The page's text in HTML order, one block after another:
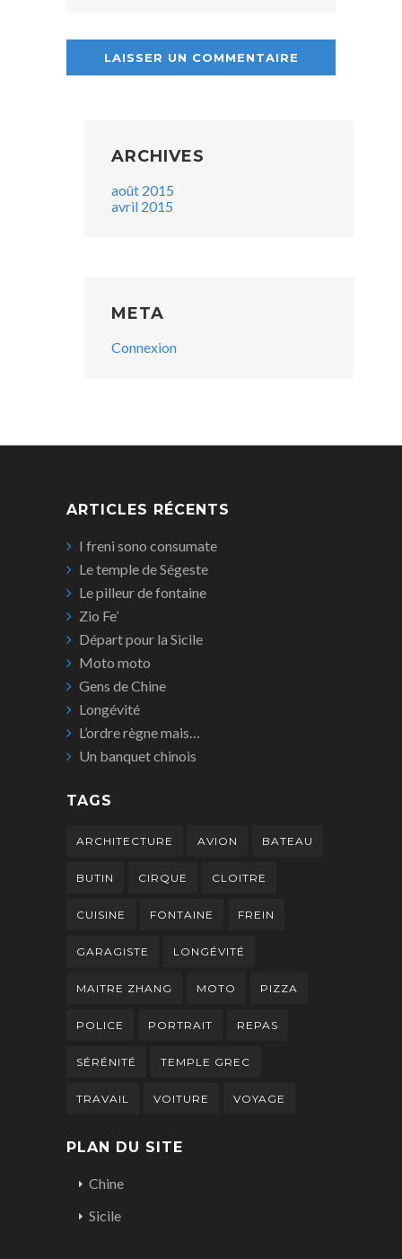
ARCHIVES
août 2015
avril 2015
META
Connexion
ARTICLES RÉCENTS
I freni sono consumate
Le temple de Ségeste
Le pilleur de fontaine
Zio Fe’
Départ pour la Sicile
Moto moto
Gens de Chine
Longévité
L’ordre règne mais…
Un banquet chinois
TAGS
ARCHITECTURE AVION BATEAU
BUTIN CIRQUE CLOITRE
CUISINE FONTAINE FREIN
GARAGISTE LONGÉVITÉ
MAITRE ZHANG MOTO PIZZA
POLICE PORTRAIT REPAS
SÉRÉNITÉ TEMPLE GREC
TRAVAIL VOITURE VOYAGE
PLAN DU SITE
Chine
Sicile